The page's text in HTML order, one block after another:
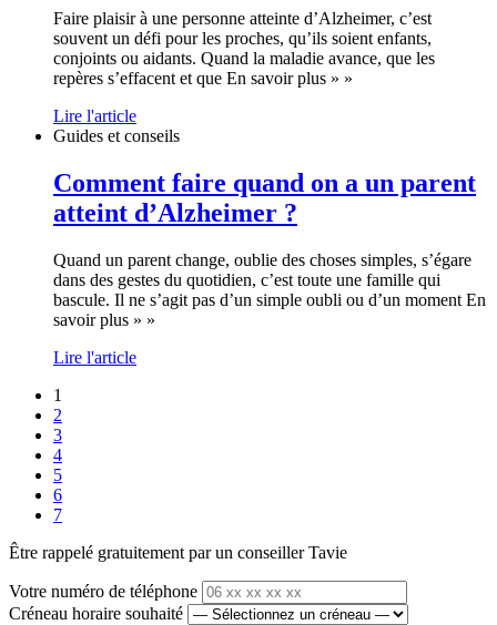
Faire plaisir à une personne atteinte d’Alzheimer, c’est
souvent un défi pour les proches, qu’ils soient enfants,
conjoints ou aidants. Quand la maladie avance, que les
repères s’effacent et que En savoir plus » »
Lire l'article
Guides et conseils
Comment faire quand on a un parent
atteint d’Alzheimer ?
Quand un parent change, oublie des choses simples, s’égare
dans des gestes du quotidien, c’est toute une famille qui
bascule. Il ne s’agit pas d’un simple oubli ou d’un moment En
savoir plus » »
Lire l'article
1
2
3
4
5
6
7
Être rappelé gratuitement par un conseiller Tavie
Votre numéro de téléphone
Créneau horaire souhaité